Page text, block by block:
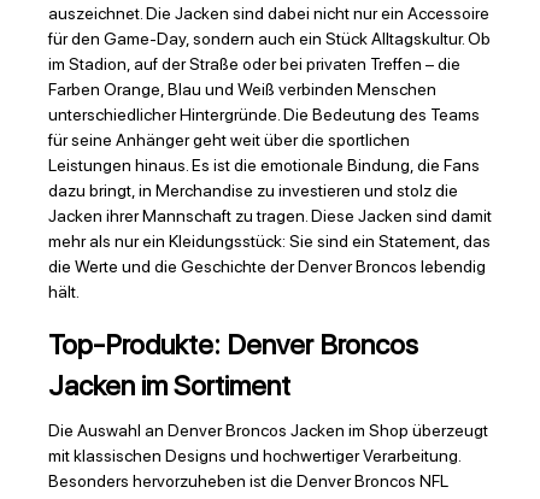
auszeichnet. Die Jacken sind dabei nicht nur ein Accessoire
für den Game-Day, sondern auch ein Stück Alltagskultur. Ob
im Stadion, auf der Straße oder bei privaten Treffen – die
Farben Orange, Blau und Weiß verbinden Menschen
unterschiedlicher Hintergründe. Die Bedeutung des Teams
für seine Anhänger geht weit über die sportlichen
Leistungen hinaus. Es ist die emotionale Bindung, die Fans
dazu bringt, in Merchandise zu investieren und stolz die
Jacken ihrer Mannschaft zu tragen. Diese Jacken sind damit
mehr als nur ein Kleidungsstück: Sie sind ein Statement, das
die Werte und die Geschichte der Denver Broncos lebendig
hält.
Top-Produkte: Denver Broncos
Jacken im Sortiment
Die Auswahl an Denver Broncos Jacken im Shop überzeugt
mit klassischen Designs und hochwertiger Verarbeitung.
Besonders hervorzuheben ist die Denver Broncos NFL